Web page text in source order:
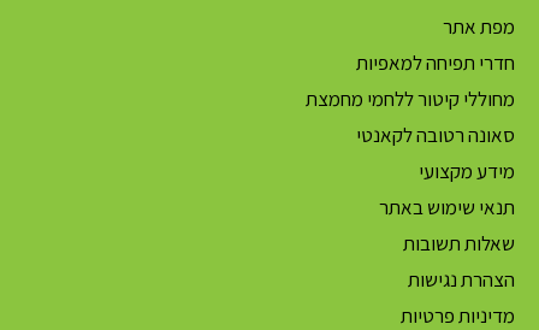
מפת אתר
חדרי תפיחה למאפיות
מחוללי קיטור ללחמי מחמצת
סאונה רטובה לקאנטי
מידע מקצועי
תנאי שימוש באתר
שאלות תשובות
הצהרת נגישות
מדיניות פרטיות